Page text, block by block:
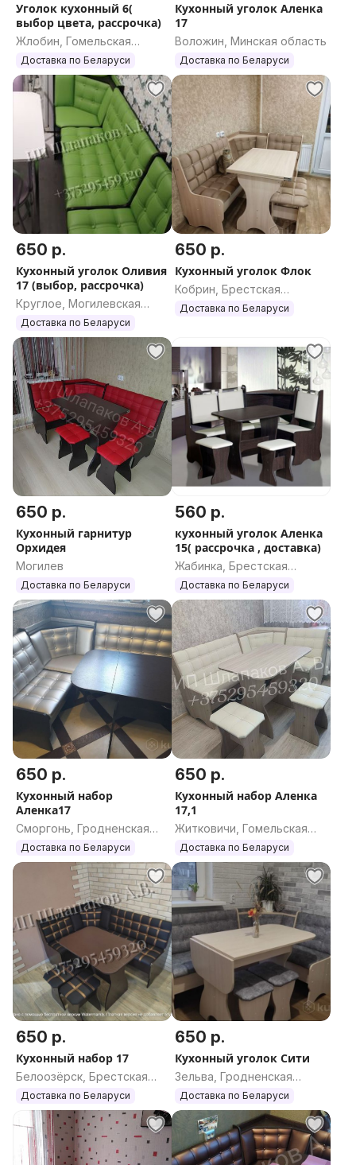
Уголок кухонный 6(
выбор цвета, рассрочка)
Жлобин, Гомельская
область
Доставка по Беларуси
Кухонный уголок Аленка
17
Воложин, Минская область
Доставка по Беларуси
650 р.
Кухонный уголок Оливия
17 (выбор, рассрочка)
Круглое, Могилевская
область
Доставка по Беларуси
650 р.
Кухонный уголок Флок
Кобрин, Брестская
область
Доставка по Беларуси
650 р.
Кухонный гарнитур
Орхидея
Могилев
Доставка по Беларуси
560 р.
кухонный уголок Аленка
15( рассрочка , доставка)
Жабинка, Брестская
область
Доставка по Беларуси
650 р.
Кухонный набор
Аленка17
Сморгонь, Гродненская
область
Доставка по Беларуси
650 р.
Кухонный набор Аленка
17,1
Житковичи, Гомельская
область
Доставка по Беларуси
650 р.
Кухонный набор 17
Белоозёрск, Брестская
область
Доставка по Беларуси
650 р.
Кухонный уголок Сити
Зельва, Гродненская
область
Доставка по Беларуси